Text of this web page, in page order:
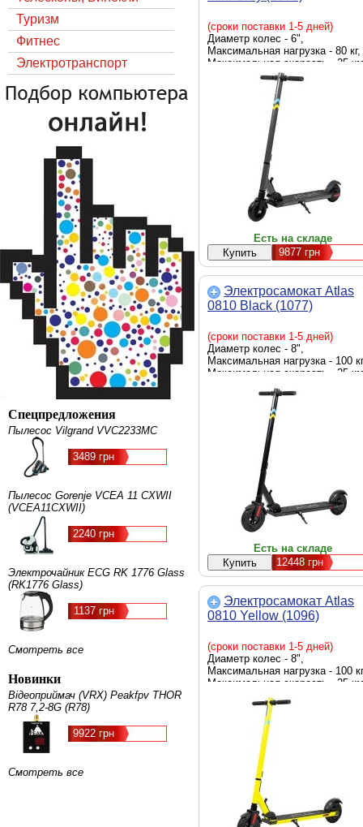
Туризм
Фитнес
Электротранспорт
Спецпредложения
Пылесос Vilgrand VVC2233МС
3489 грн
Пылесос Gorenje VCEA 11 CXWII
(VCEA11CXWII)
2240 грн
Электрочайник ECG RK 1776 Glass
(RK1776 Glass)
1137 грн
Смотреть все
Новинки
Відеоприймач (VRX) Peakfpv THOR
R78 7,2-8G (R78)
9922 грн
Смотреть все
(сроки поставки 1-5 дней)
Диаметр колес - 6",
Максимальная нагрузка - 80 кг,
Максимальная скорость - 25
Мощность - 150 Вт, емкость
батареи - 8 Ah, Цвет - серый
Есть на складе
9877 грн
Электросамокат Atlas
0810 Black (1077)
(сроки поставки 1-5 дней)
Диаметр колес - 8",
Максимальная нагрузка - 100
Максимальная скорость - 25
Мощность - 240 Вт, емкость
батареи - 10 Ah, Цвет - черный
Есть на складе
12448грн
Электросамокат Atlas
0810 Yellow (1096)
(сроки поставки 1-5 дней)
Диаметр колес - 8",
Максимальная нагрузка - 100
Максимальная скорость - 25
Мощность - 240 Вт, емкость
батареи - 10 Ah, Цвет - желтый